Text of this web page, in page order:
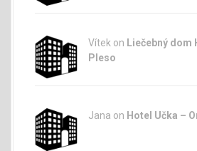
Vítek on Liečebný dom
Pleso
Jana on Hotel Učka –